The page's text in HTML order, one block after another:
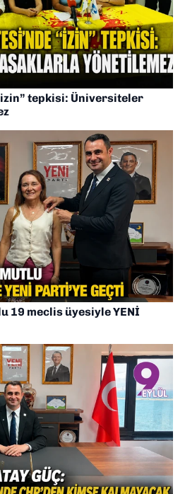
tepkisi: Üniversiteler
19 meclis üyesiyle YENİ